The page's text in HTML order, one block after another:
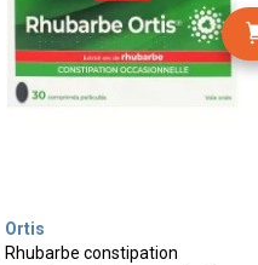
Ortis
Rhubarbe constipation